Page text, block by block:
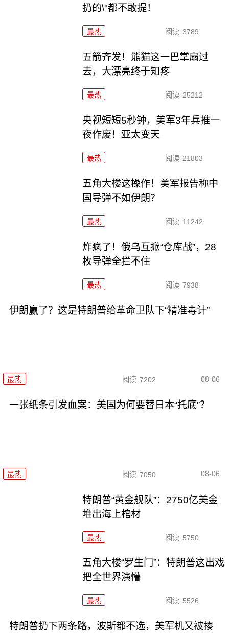
扔的\"都不敢提！
最热 阅读 3789
五箭齐发！熊猫这一巴掌扇过
去，大漂亮终于知疼
最热 阅读 25212
央视短短5秒钟，美军3年兵推一
夜作废！亚太变天
最热 阅读 21803
五角大楼这操作！美军报告称中
国导弹不如伊朗？
最热 阅读 11242
炸疯了！俄乌互掀“仓库战”，28
枚导弹全拦不住
最热 阅读 7938
伊朗赢了？这是特朗普给革命卫队下“精准毒计”
最热 阅读 7202 08-06
一张纸条引发血案：美国为何要替日本“托底”？
最热 阅读 7050 08-06
特朗普“黄金舰队”：2750亿美金
堆出海上棺材
最热 阅读 5750
五角大楼“罗生门”：特朗普这出戏
把全世界演懵
最热 阅读 5526
特朗普扔下两条路，波斯都不选，美军机又被揍